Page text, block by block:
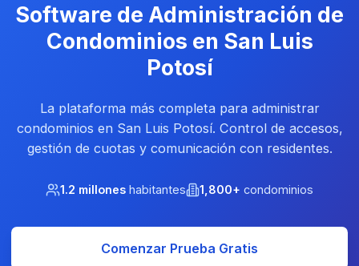
Software de Administración de
Condominios en San Luis
Potosí
La plataforma más completa para administrar
condominios en San Luis Potosí. Control de accesos,
gestión de cuotas y comunicación con residentes.
1.2 millones habitantes 1,800+ condominios
Comenzar Prueba Gratis